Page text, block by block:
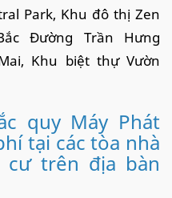
Park, Khu đô thị Zen
Đường Trần Hưng
Khu biệt thự Vườn
quy Máy Phát
tại các tòa nhà
cư trên địa bàn